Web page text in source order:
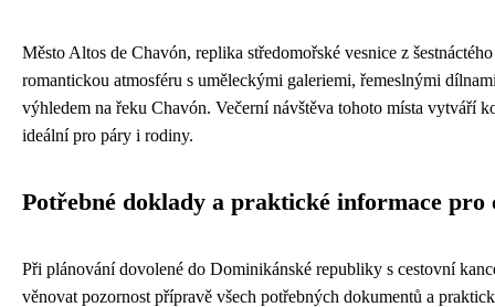
Město Altos de Chavón, replika středomořské vesnice z
romantickou atmosféru s uměleckými galeriemi, řemeslnými
výhledem na řeku Chavón. Večerní návštěva tohoto místa vytváří
ideální pro páry i rodiny.
Potřebné doklady a praktické informace pro
Při plánování dovolené do Dominikánské republiky s cestovní
věnovat pozornost přípravě všech potřebných dokumentů a